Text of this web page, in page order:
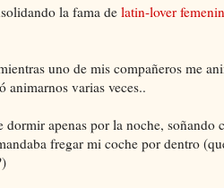
la fama de latin-lover
uno de mis compañeros me
animarnos varias veces..
dormir apenas por la noche, soñando
fregar mi coche por dentro